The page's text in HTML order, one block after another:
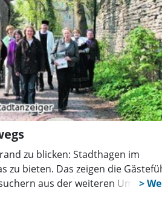
zu blicken: Stadthagen im
zu bieten. Das zeigen die
aus der weiteren
ob auf Platt, für Familien